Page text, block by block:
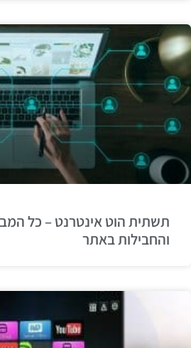
תשתית הוט אינטרנט – כל
והחבילות באתר